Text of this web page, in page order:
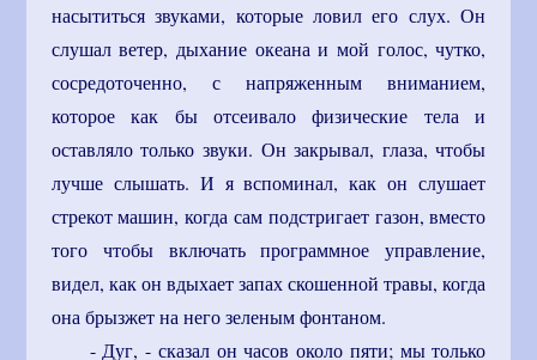
насытиться звуками, которые ловил его слух. Он
слушал ветер, дыхание океана и мой голос, чутко,
сосредоточенно, с напряженным вниманием,
которое как бы отсеивало физические тела и
оставляло только звуки. Он закрывал, глаза, чтобы
лучше слышать. И я вспоминал, как он слушает
стрекот машин, когда сам подстригает газон, вместо
того чтобы включать программное управление,
видел, как он вдыхает запах скошенной травы, когда
она брызжет на него зеленым фонтаном.
- Дуг, - сказал он часов около пяти; мы только